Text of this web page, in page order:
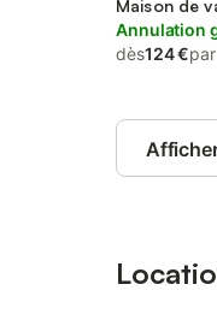
régional de
Maison de
Annulation
dès124 €